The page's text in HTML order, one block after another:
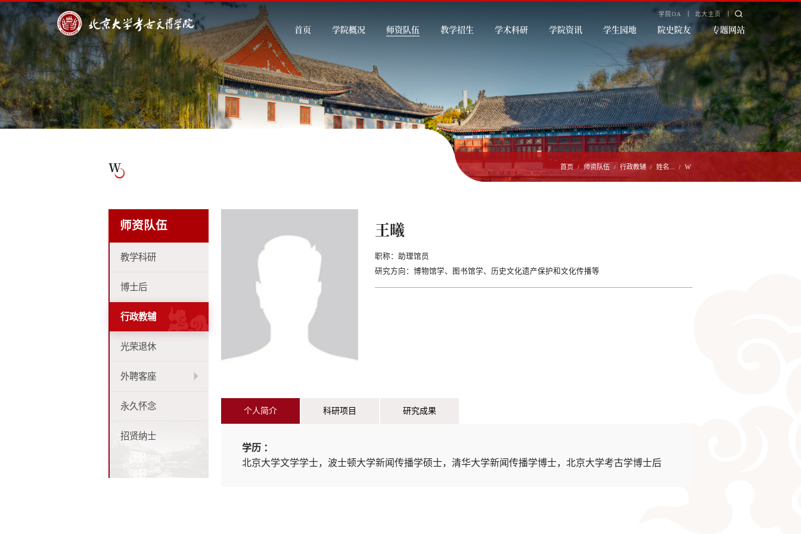
学院OA 北大主页
首页 学院概况 师资队伍 教学招生 学术科研 学院资讯 学生园地 院史院友 专题网站
W 首页 / 师资队伍 / 行政教辅 / 姓名... / W
师资队伍
教学科研
博士后
行政教辅
光荣退休
外聘客座
永久怀念
招贤纳士
王曦
职称：
助理馆员
研究方向：博物馆学、图书馆学、历史文化遗产保护和文化传播等
个人简介 科研项目 研究成果
学历 ：
北京大学文学学士，波士顿大学新闻传播学硕士，清华大学新闻传播学博士，北京大学考古学博士后